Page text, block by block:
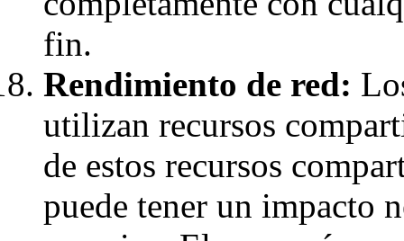
fin.
Rendimiento de red:
utilizan recursos
de estos recursos
puede tener un impacto